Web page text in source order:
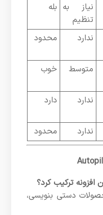
نیاز به
تنظیم
بله
ندارد محدود
متوسط خوب
ندارد دارد
ندارد محدود
ترکیب کرد؟
دستی بنویسی،